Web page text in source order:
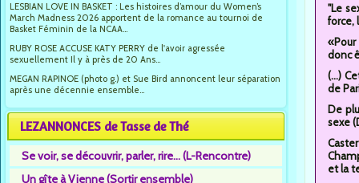
LESBIAN LOVE IN BASKET : Les histoires d’amour du Women’s
March Madness 2026 apportent de la romance au tournoi de
Basket Féminin de la NCAA...
RUBY ROSE ACCUSE KATY PERRY de l'avoir agressée
sexuellement Il y à près de 20 Ans...
MEGAN RAPINOE (photo g.) et Sue Bird annoncent leur séparation
après une décennie ensemble...
LEZANNONCES de Tasse de Thé
Se voir, se découvrir, parler, rire... (L-Rencontre)
Un gîte à Vienne (Sortir ensemble)
"Le
force,
donc
(...)
de
De
sexe
et la